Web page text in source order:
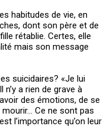
habitudes de vie, en
dont son père et de
rétablie. Certes, elle
mais son message
suicidaires? «Je lui
n’y a rien de grave à
des émotions, de se
mourir… Ce ne sont pas
l’importance qu’on leur